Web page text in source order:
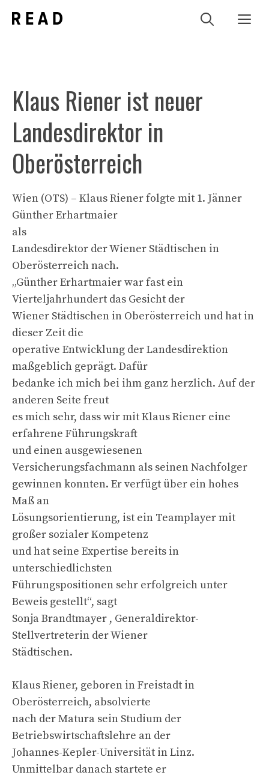
Inhalt
Klaus Riener ist neuer
Landesdirektor in
Oberösterreich
Wien (OTS) – Klaus Riener folgte mit 1. Jänner
Günther Erhartmaier
als
Landesdirektor der Wiener Städtischen in
Oberösterreich nach.
„Günther Erhartmaier war fast ein
Vierteljahrhundert das Gesicht der
Wiener Städtischen in Oberösterreich und hat in
dieser Zeit die
operative Entwicklung der Landesdirektion
maßgeblich geprägt. Dafür
bedanke ich mich bei ihm ganz herzlich. Auf der
anderen Seite freut
es mich sehr, dass wir mit Klaus Riener eine
erfahrene Führungskraft
und einen ausgewiesenen
Versicherungsfachmann als seinen Nachfolger
gewinnen konnten. Er verfügt über ein hohes
Maß an
Lösungsorientierung, ist ein Teamplayer mit
großer sozialer Kompetenz
und hat seine Expertise bereits in
unterschiedlichsten
Führungspositionen sehr erfolgreich unter
Beweis gestellt“, sagt
Sonja Brandtmayer , Generaldirektor-
Stellvertreterin der Wiener
Städtischen.
Klaus Riener, geboren in Freistadt in
Oberösterreich, absolvierte
nach der Matura sein Studium der
Betriebswirtschaftslehre an der
Johannes-Kepler-Universität in Linz.
Unmittelbar danach startete er